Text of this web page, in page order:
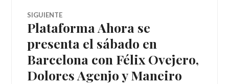
SIGUIENTE
Entrada
Plataforma Ahora se
presenta el sábado en
Barcelona con Félix Ovejero,
Dolores Agenjo y Maneiro